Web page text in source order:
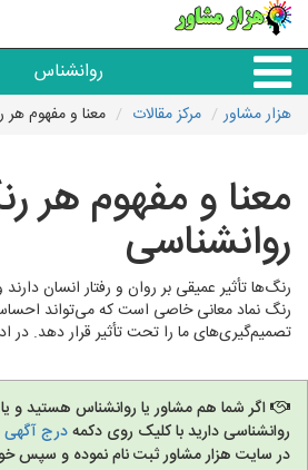
روانشناس
گروه روانشناسی
هزار مشاور مرکز مقالات معنا و مفهوم هر
معنا و مفهوم هر
روانشناسی
رنگ‌ها تأثیر عمیقی بر روان و رفتار انسان
رنگ نماد معانی خاصی است که می‌تواند
تصمیم‌گیری‌های ما را تحت تأثیر قرار دهد. در اد
اگر شما هم مشاور یا روانشناس هستید و
روانشناسی دارید با کلیک روی دکمهدرج آگهی
در سایت هزار مشاور ثبت نام نموده و سپس